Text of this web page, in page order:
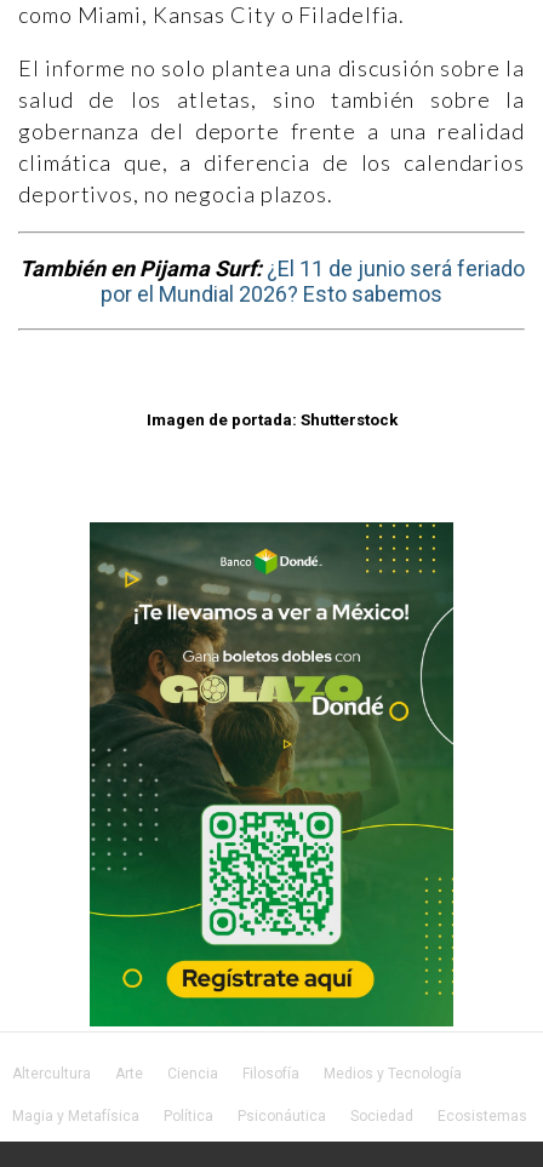
como Miami, Kansas City o Filadelfia.
El informe no solo plantea una discusión sobre la
salud de los atletas, sino también sobre la
gobernanza del deporte frente a una realidad
climática que, a diferencia de los calendarios
deportivos, no negocia plazos.
También en Pijama Surf:¿El 11 de junio será feriado
por el Mundial 2026? Esto sabemos
Imagen de portada: Shutterstock
Altercultura Arte Ciencia Filosofía Medios y Tecnología
Magia y Metafísica Política Psiconáutica Sociedad Ecosistemas